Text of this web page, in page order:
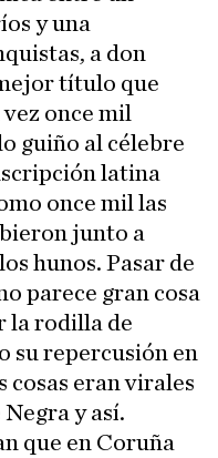
y una
a don
título que
once mil
guiño al célebre
latina
once mil las
junto a
hunos. Pasar de
parece gran cosa
la rodilla de
su repercusión en
cosas eran virales
y así.
que en Coruña